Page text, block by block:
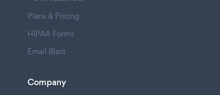
Plans & Pricing
HIPAA Forms
Email Blast
Company